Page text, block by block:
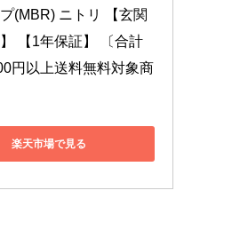
(MBR) ニトリ 【玄関
【1年保証】 〔合計
円以上送料無料対象商
楽天市場で見る